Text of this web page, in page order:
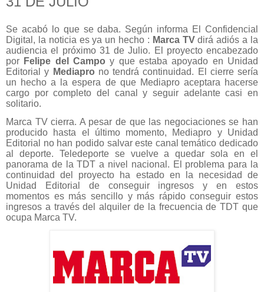
Se acabó lo que se daba. Según informa El Confidencial
Digital, la noticia es ya un hecho : Marca TVdirá adiós a la
audiencia el próximo 31 de Julio. El proyecto encabezado
por Felipe del Campo y que estaba apoyado en Unidad
Editorial y Mediapro no tendrá continuidad. El cierre sería
un hecho a la espera de que Mediapro aceptara hacerse
cargo por completo del canal y seguir adelante casi en
solitario.
Marca TV cierra. A pesar de que las negociaciones se han
producido hasta el último momento, Mediapro y Unidad
Editorial no han podido salvar este canal temático dedicado
al deporte. Teledeporte se vuelve a quedar sola en el
panorama de la TDT a nivel nacional. El problema para la
continuidad del proyecto ha estado en la necesidad de
Unidad Editorial de conseguir ingresos y en estos
momentos es más sencillo y más rápido conseguir estos
ingresos a través del alquiler de la frecuencia de TDT que
ocupa Marca TV.